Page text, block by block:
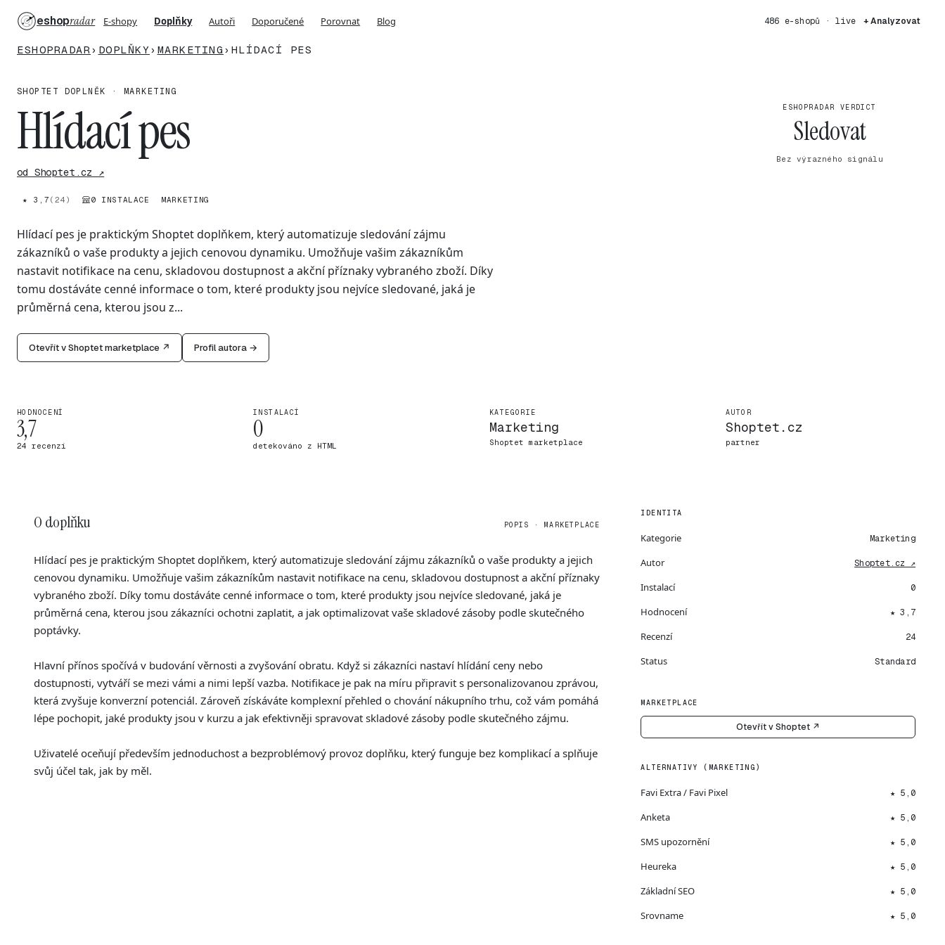
eshopradar E-shopy Doplňky Autoři Doporučené Porovnat Blog 486 e-shopů · live + Analyzovat
ESHOPRADAR › DOPLŇKY › MARKETING › HLÍDACÍ PES
SHOPTET DOPLNĚK · MARKETING
Hlídací pes
od Shoptet.cz ↗
★ 3,7 (24) 0 INSTALACE MARKETING
Hlídací pes je praktickým Shoptet doplňkem, který automatizuje sledování zájmu
zákazníků o vaše produkty a jejich cenovou dynamiku. Umožňuje vašim zákazníkům
nastavit notifikace na cenu, skladovou dostupnost a akční příznaky vybraného zboží. Díky
tomu dostáváte cenné informace o tom, které produkty jsou nejvíce sledované, jaká je
průměrná cena, kterou jsou z...
Otevřít v Shoptet marketplace ↗ Profil autora →
ESHOPRADAR VERDICT
Sledovat
Bez výrazného signálu
HODNOCENÍ
3,7
24 recenzí
INSTALACÍ
0
detekováno z HTML
KATEGORIE
Marketing
Shoptet marketplace
AUTOR
Shoptet.cz
partner
O doplňku POPIS · MARKETPLACE
Hlídací pes je praktickým Shoptet doplňkem, který automatizuje sledování zájmu zákazníků o vaše produkty a jejich
cenovou dynamiku. Umožňuje vašim zákazníkům nastavit notifikace na cenu, skladovou dostupnost a akční příznaky
vybraného zboží. Díky tomu dostáváte cenné informace o tom, které produkty jsou nejvíce sledované, jaká je
průměrná cena, kterou jsou zákazníci ochotni zaplatit, a jak optimalizovat vaše skladové zásoby podle skutečného
poptávky.
Hlavní přínos spočívá v budování věrnosti a zvyšování obratu. Když si zákazníci nastaví hlídání ceny nebo
dostupnosti, vytváří se mezi vámi a nimi lepší vazba. Notifikace je pak na míru připravit s personalizovanou zprávou,
která zvyšuje konverzní potenciál. Zároveň získáváte komplexní přehled o chování nákupního trhu, což vám pomáhá
lépe pochopit, jaké produkty jsou v kurzu a jak efektivněji spravovat skladové zásoby podle skutečného zájmu.
Uživatelé oceňují především jednoduchost a bezproblémový provoz doplňku, který funguje bez komplikací a splňuje
svůj účel tak, jak by měl.
IDENTITA
Kategorie Marketing
Autor Shoptet.cz ↗
Instalací 0
Hodnocení ★ 3,7
Recenzí 24
Status Standard
MARKETPLACE
Otevřít v Shoptet ↗
ALTERNATIVY (MARKETING)
Favi Extra / Favi Pixel ★ 5,0
Anketa ★ 5,0
SMS upozornění ★ 5,0
Heureka ★ 5,0
Základní SEO ★ 5,0
Srovname ★ 5,0